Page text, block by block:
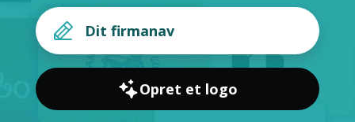
LOG IND
Opret et logo